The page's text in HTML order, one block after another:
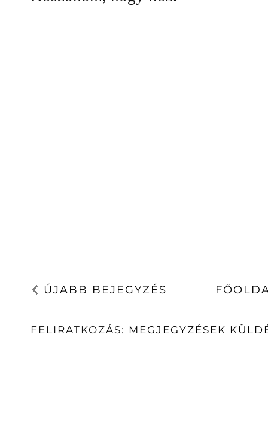
ÚJABB BEJEGYZÉS
FELIRATKOZÁS: MEGJEGYZÉSEK